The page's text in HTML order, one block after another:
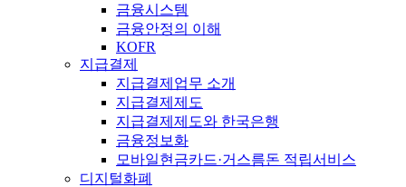
금융시스템
금융안정의 이해
KOFR
지급결제
지급결제업무 소개
지급결제제도
지급결제제도와 한국은행
금융정보화
모바일현금카드·거스름돈 적립서비스
디지털화폐